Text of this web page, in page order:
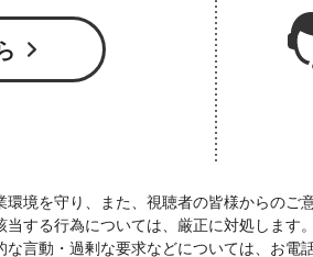
境を守り、また、視聴者の皆様からのご
当する行為については、厳正に対処します
言動・過剰な要求などについては、お電